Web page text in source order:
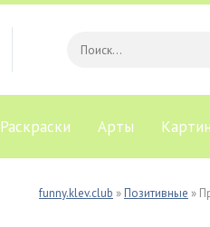
Раскраски Арты
funny.klev.club »Позитивные »